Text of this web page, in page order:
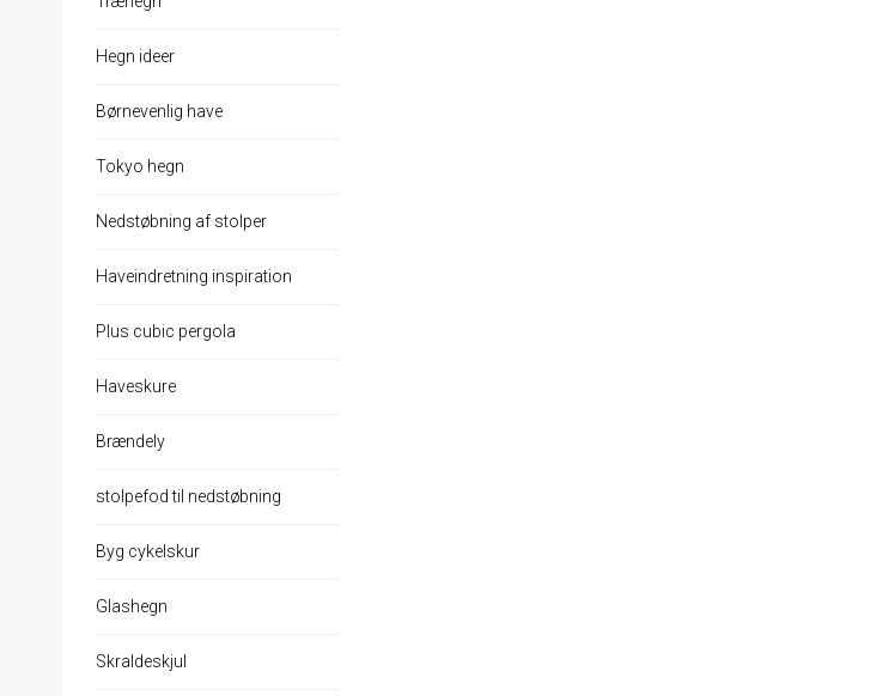
Hegn ideer
Børnevenlig have
Tokyo hegn
Nedstøbning af stolper
Haveindretning inspiration
Plus cubic pergola
Haveskure
Brændely
stolpefod til nedstøbning
Byg cykelskur
Glashegn
Skraldeskjul